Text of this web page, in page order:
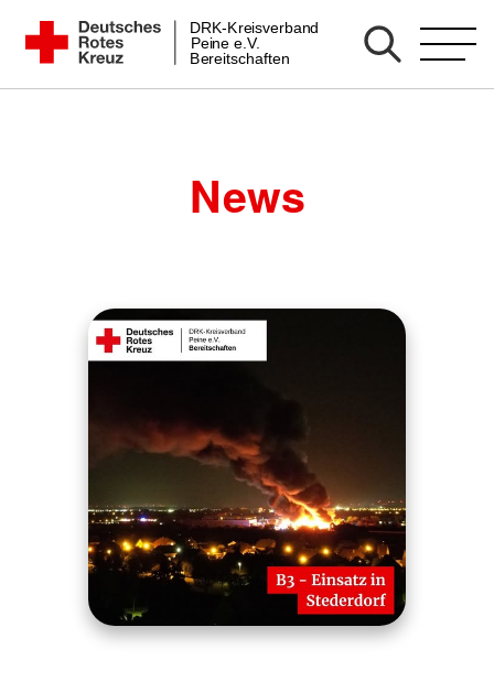
Zum
Inhalt
springen
DRK Bereitschaft Peine
Bereitschaften
Peine e.V.
DRK-Kreisverband
News